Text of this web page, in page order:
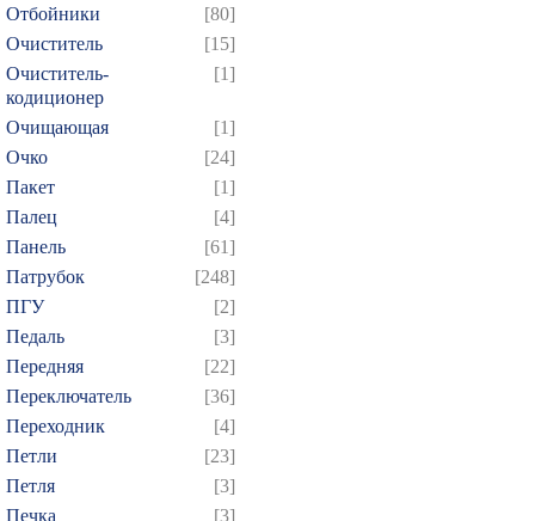
Отбойники
[80]
Очиститель
[15]
Очиститель-
кодиционер
[1]
Очищающая
[1]
Очко
[24]
Пакет
[1]
Палец
[4]
Панель
[61]
Патрубок
[248]
ПГУ
[2]
Педаль
[3]
Передняя
[22]
Переключатель
[36]
Переходник
[4]
Петли
[23]
Петля
[3]
Печка
[3]